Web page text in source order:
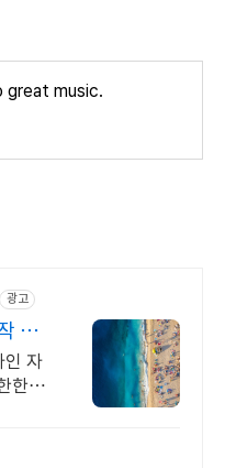
great music.
광고
트
인 자
한